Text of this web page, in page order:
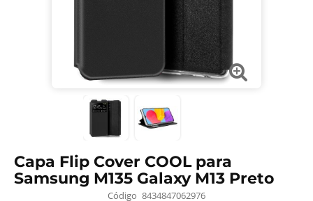
Capa Flip Cover COOL para
Samsung M135 Galaxy M13 Preto
Código 8434847062976